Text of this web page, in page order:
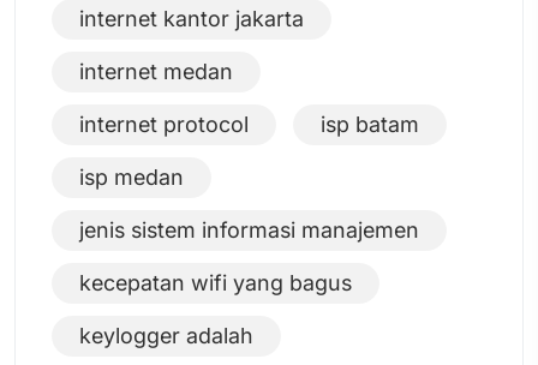
internet kantor jakarta
internet medan
internet protocol isp batam
isp medan
jenis sistem informasi manajemen
kecepatan wifi yang bagus
keylogger adalah